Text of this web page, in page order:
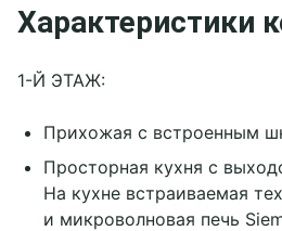
Характеристики
1-Й ЭТАЖ:
Прихожая с встроенным
Просторная кухня с
На кухне встраиваемая
и микроволновая печь